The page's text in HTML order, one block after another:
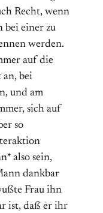
Recht, wenn
bei einer zu
werden.
auf die
an, bei
und am
sich auf
so
also sein,
dankbar
Frau ihn
ist, daß er ihr